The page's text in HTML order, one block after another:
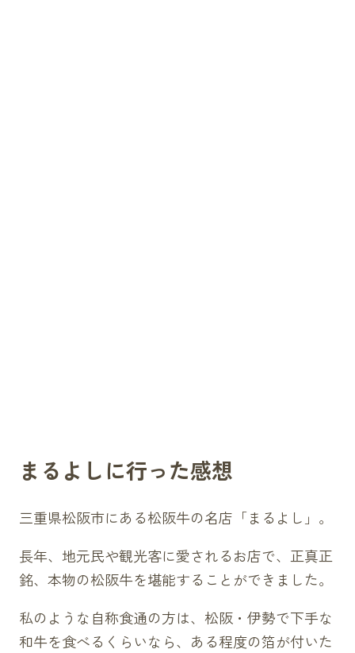
まるよしに行った感想
三重県松阪市にある松阪牛の名店「まるよし」。
長年、地元民や観光客に愛されるお店で、正真正
銘、本物の松阪牛を堪能することができました。
私のような自称食通の方は、松阪・伊勢で下手な
和牛を食べるくらいなら、ある程度の箔が付いた